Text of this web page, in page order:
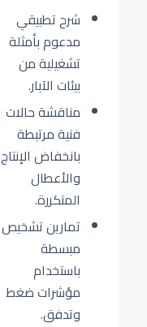
شرح تطبيقي
مدعوم بأمثلة
تشغيلية من
بيئات الآبار.
مناقشة حالات
فنية مرتبطة
بانخفاض الإنتاج
والأعطال
المتكررة.
تمارين تشخيص
مبسطة
باستخدام
مؤشرات ضغط
وتدفق.